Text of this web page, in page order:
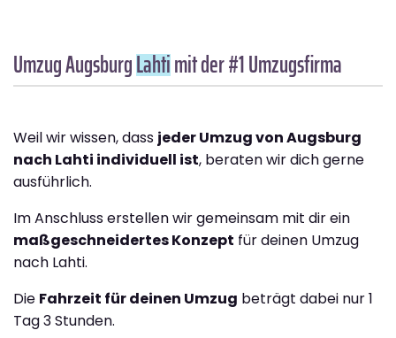
Umzug AugsburgLahtimit der #1 Umzugsfirma
Weil wir wissen, dass jeder Umzug von Augsburg
nach Lahti individuell ist, beraten wir dich gerne
ausführlich.
Im Anschluss erstellen wir gemeinsam mit dir ein
maßgeschneidertes Konzept für deinen Umzug
nach Lahti.
Die Fahrzeit für deinen Umzug beträgt dabei nur 1
Tag 3 Stunden.